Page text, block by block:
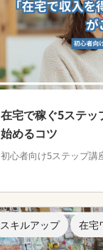
在宅で稼ぐ5ステッ
始めるコツ
初心者向け5ステップ講
スキルアップ 在宅